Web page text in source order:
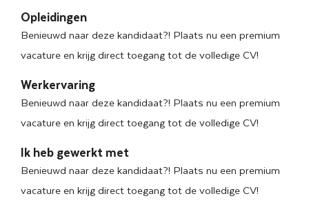
Opleidingen
Benieuwd naar deze kandidaat?! Plaats nu een premium
vacature en krijg direct toegang tot de volledige CV!
Werkervaring
Benieuwd naar deze kandidaat?! Plaats nu een premium
vacature en krijg direct toegang tot de volledige CV!
Ik heb gewerkt met
Benieuwd naar deze kandidaat?! Plaats nu een premium
vacature en krijg direct toegang tot de volledige CV!